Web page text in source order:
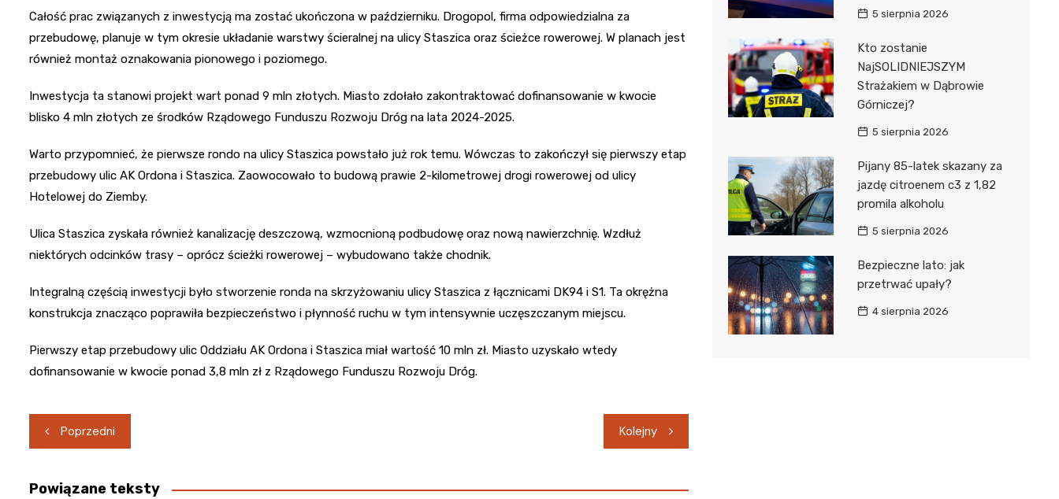
Całość prac związanych z inwestycją ma zostać ukończona w październiku. Drogopol, firma odpowiedzialna za
przebudowę, planuje w tym okresie układanie warstwy ścieralnej na ulicy Staszica oraz ścieżce rowerowej. W planach jest
również montaż oznakowania pionowego i poziomego.
Inwestycja ta stanowi projekt wart ponad 9 mln złotych. Miasto zdołało zakontraktować dofinansowanie w kwocie
blisko 4 mln złotych ze środków Rządowego Funduszu Rozwoju Dróg na lata 2024-2025.
Warto przypomnieć, że pierwsze rondo na ulicy Staszica powstało już rok temu. Wówczas to zakończył się pierwszy etap
przebudowy ulic AK Ordona i Staszica. Zaowocowało to budową prawie 2-kilometrowej drogi rowerowej od ulicy
Hotelowej do Ziemby.
Ulica Staszica zyskała również kanalizację deszczową, wzmocnioną podbudowę oraz nową nawierzchnię. Wzdłuż
niektórych odcinków trasy – oprócz ścieżki rowerowej – wybudowano także chodnik.
Integralną częścią inwestycji było stworzenie ronda na skrzyżowaniu ulicy Staszica z łącznicami DK94 i S1. Ta okrężna
konstrukcja znacząco poprawiła bezpieczeństwo i płynność ruchu w tym intensywnie uczęszczanym miejscu.
Pierwszy etap przebudowy ulic Oddziału AK Ordona i Staszica miał wartość 10 mln zł. Miasto uzyskało wtedy
dofinansowanie w kwocie ponad 3,8 mln zł z Rządowego Funduszu Rozwoju Dróg.
Nawigacja
wpisu
Poprzedni Kolejny
Powiązane teksty
5 sierpnia 2026
Kto zostanie
NajSOLIDNIEJSZYM
Strażakiem w Dąbrowie
Górniczej?
5 sierpnia 2026
Pijany 85-latek skazany za
jazdę citroenem c3 z 1,82
promila alkoholu
5 sierpnia 2026
Bezpieczne lato: jak
przetrwać upały?
4 sierpnia 2026